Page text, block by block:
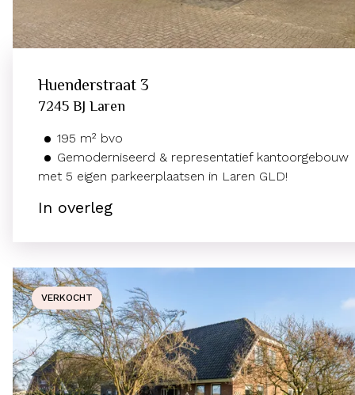
Huenderstraat 3
7245 BJ Laren
195 m² bvo
Gemoderniseerd & representatief kantoorgebouw
met 5 eigen parkeerplaatsen in Laren GLD!
In overleg
VERKOCHT